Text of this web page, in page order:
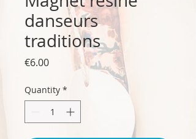
danseurs
traditions
€6.00Price
Quantity *